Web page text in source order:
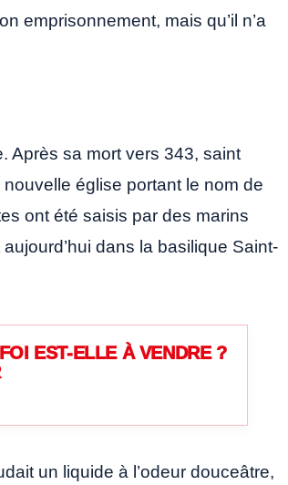
emprisonnement, mais qu’il n’a
Après sa mort vers 343, saint
église portant le nom de
ont été saisis par des marins
dans la basilique Saint-
EST-ELLE À VENDRE ?
un liquide à l’odeur douceâtre,